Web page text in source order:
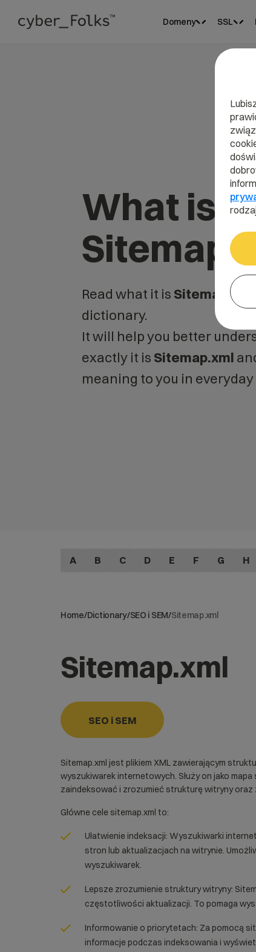
Domeny SSL
What is
Read what it is Sitemap.xml
dictionary.
It will help you better
exactly it is Sitemap.xml
meaning to you in everyday
A B C D E F G H
Home/Dictionary/SEO i SEM/Sitemap.xml
Sitemap.xml
SEO i SEM
Sitemap.xml jest plikiem XML zawierającym
wyszukiwarek internetowych. Służy on jako
zaindeksować i zrozumieć strukturę witryny
Główne cele sitemap.xml to:
Ułatwienie indeksacji: Wyszukiwarki
stron lub aktualizacjach na witrynie.
wyszukiwarek.
Lepsze zrozumienie struktury witryny:
częstotliwości aktualizacji. To pomaga
Informowanie o priorytetach: Za pomocą
informacje podczas indeksowania i